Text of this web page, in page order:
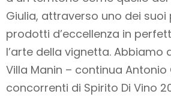
Giulia, attraverso uno dei suoi
prodotti d’eccellenza in
l’arte della vignetta. Abbiamo
Villa Manin – continua Antonio
concorrenti di Spirito Di Vino